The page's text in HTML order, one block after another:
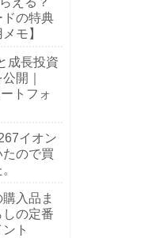
ドの特典
モ】
成長投資
開｜
トフォ
イオン
ので買
購入品ま
しの定番
ト